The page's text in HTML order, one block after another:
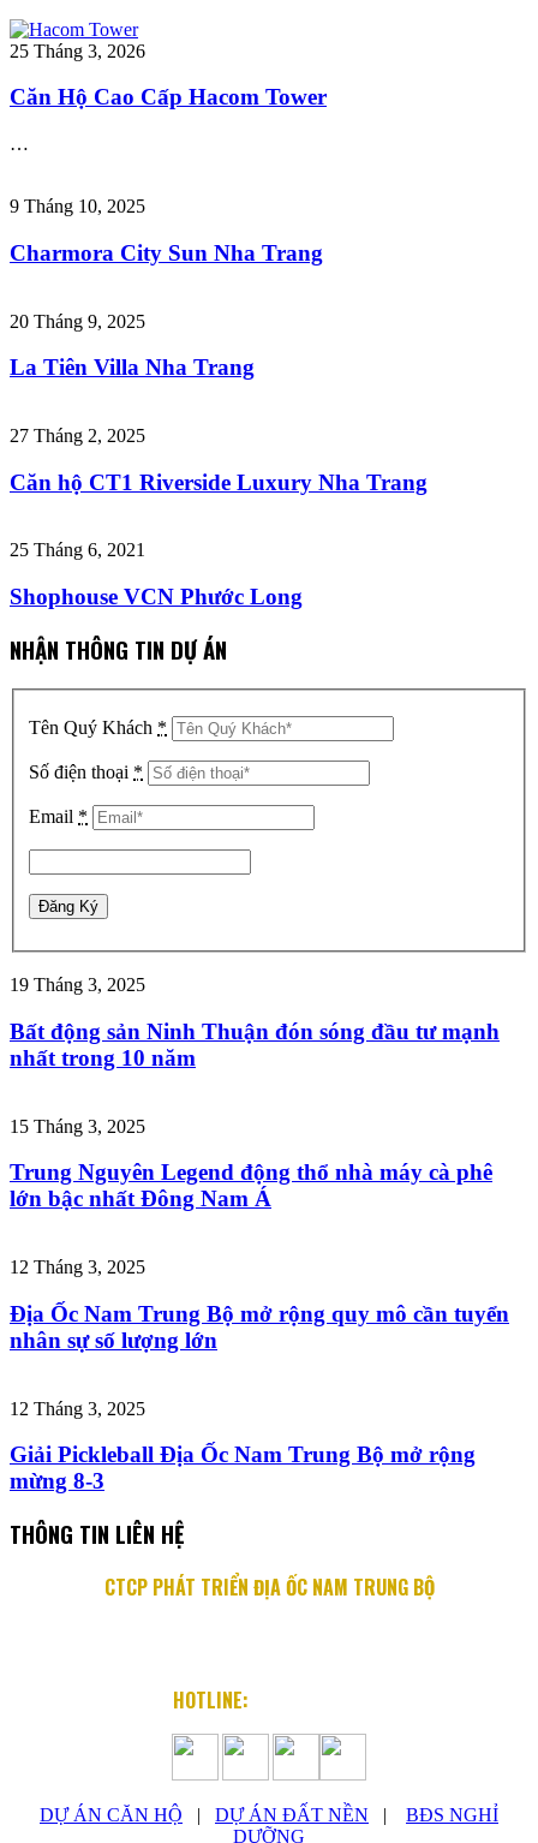
25 Tháng 3, 2026
Căn Hộ Cao Cấp Hacom Tower
…
9 Tháng 10, 2025
Charmora City Sun Nha Trang
20 Tháng 9, 2025
La Tiên Villa Nha Trang
27 Tháng 2, 2025
Căn hộ CT1 Riverside Luxury Nha Trang
25 Tháng 6, 2021
Shophouse VCN Phước Long
NHẬN THÔNG TIN DỰ ÁN
Tên Quý Khách *
Số điện thoại *
Email *
19 Tháng 3, 2025
Bất động sản Ninh Thuận đón sóng đầu tư mạnh
nhất trong 10 năm
15 Tháng 3, 2025
Trung Nguyên Legend động thổ nhà máy cà phê
lớn bậc nhất Đông Nam Á
12 Tháng 3, 2025
Địa Ốc Nam Trung Bộ mở rộng quy mô cần tuyển
nhân sự số lượng lớn
12 Tháng 3, 2025
Giải Pickleball Địa Ốc Nam Trung Bộ mở rộng
mừng 8-3
THÔNG TIN LIÊN HỆ
CTCP PHÁT TRIỂN ĐỊA ỐC NAM TRUNG BỘ
HOTLINE:
DỰ ÁN CĂN HỘ | DỰ ÁN ĐẤT NỀN | BĐS NGHỈ
DƯỠNG